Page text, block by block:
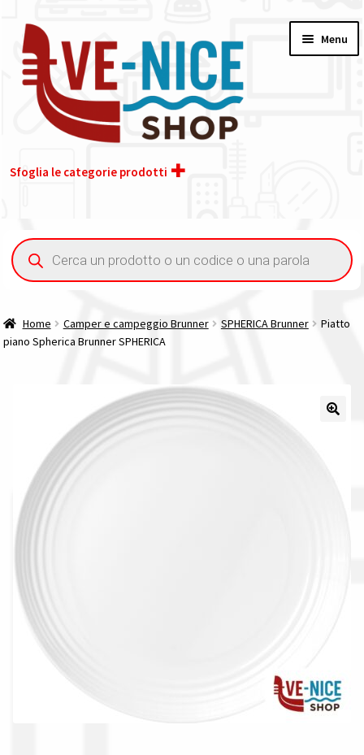
alla
navigazione
contenuto
Menu
Sfoglia le categorie prodotti
Acquisto iva 4% (agevolata)
Contatti
Il nostro gruppo acquisti
La nostra azienda
Condizioni generali
Acquisti in rete pubblica amministrazione
Bonus fiscali 2025
Diritto di recesso
Garanzia del produttore
Ricerca
prodotti
Home Camper e campeggio Brunner SPHERICA Brunner
Piatto
piano Spherica Brunner SPHERICA